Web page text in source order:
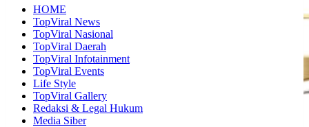
HOME
TopViral News
TopViral Nasional
TopViral Daerah
TopViral Infotainment
TopViral Events
Life Style
TopViral Gallery
Redaksi & Legal Hukum
Media Siber